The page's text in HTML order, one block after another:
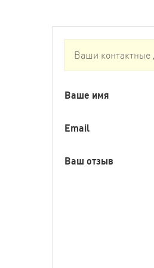
Ваши контактные
Ваше имя
Email
Ваш отзыв